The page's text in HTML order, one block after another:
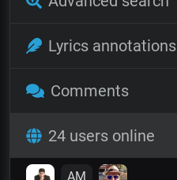
Lyrics annotations
Comments
24 users online
AM